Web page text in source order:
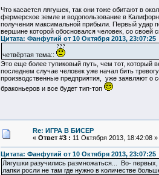
Что касается лягушек, так они тоже обитают в
фермерское земле и водопользование в
получения максимальной прибыли. Первый удар
вершине которой обосновался человек, со
Цитата: Фанфутий от 10 Октября 2013, 23:07:25
четвёртая тема::
Это еще более тупиковый путь, чем тот, который
последнем случае человек уже начал бить
производственные предприятия, уже заявляют о
браконьеров и все будет тип-топ
Re: ИГРА В БИСЕР
« Ответ #3 : 11 Октября 2013, 18:42:08 »
Цитата: Фанфутий от 10 Октября 2013, 23:07:25
Лягушки разучились размножаться... Во-
лапки росли не там где нужно в количестве